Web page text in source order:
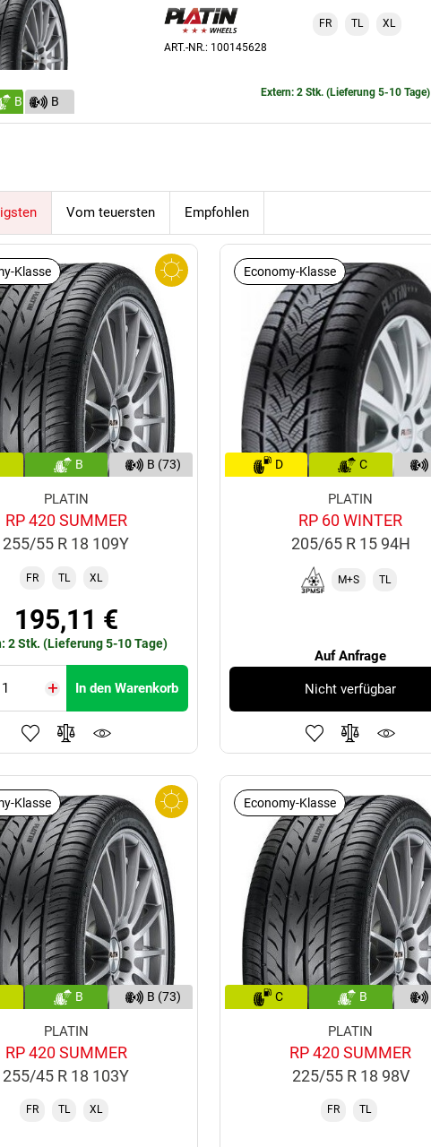
B
B
(73)
ART.-NR.: 100145628
FR TL XL
Extern: 2 Stk. (Lieferung 5-10 Tage)
Vom teuersten Empfohlen
Klasse
B B (73)
PLATIN
RP 420 SUMMER
255/55 R 18 109Y
FR TL XL
195,11 €
2 Stk. (Lieferung 5-10 Tage)
In den Warenkorb
Economy-Klasse
D C
PLATIN
RP 60 WINTER
205/65 R 15 94H
M+S TL
Auf Anfrage
Nicht verfügbar
Klasse
B B (73)
PLATIN
RP 420 SUMMER
255/45 R 18 103Y
FR TL XL
Economy-Klasse
C B
PLATIN
RP 420 SUMMER
225/55 R 18 98V
FR TL